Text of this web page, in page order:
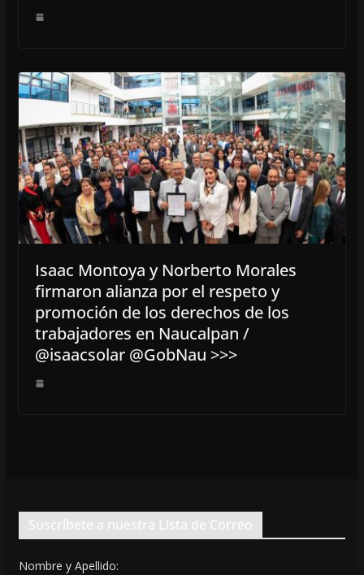
Isaac Montoya y Norberto Morales
firmaron alianza por el respeto y
promoción de los derechos de los
trabajadores en Naucalpan /
@isaacsolar @GobNau >>>
Suscríbete a nuestra Lista de Correo
Nombre y Apellido: